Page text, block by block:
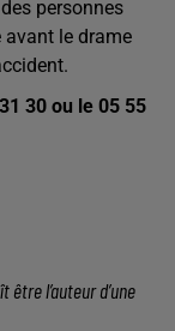
personnes
avant le drame
30 ou le 05 55
être l’auteur d’une